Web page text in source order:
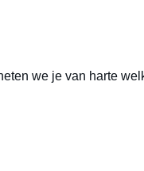
we je van harte